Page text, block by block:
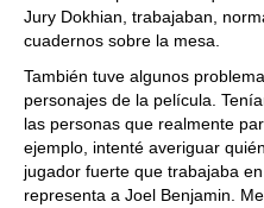
Jury Dokhian, trabajaban,
cuadernos sobre la mesa.
También tuve algunos
personajes de la película.
las personas que realmente
ejemplo, intenté averiguar
jugador fuerte que trabajaba
representa a Joel Benjamin.